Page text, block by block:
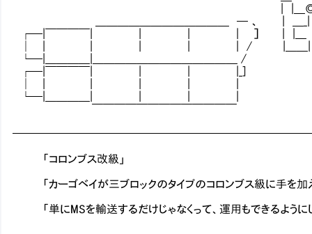
| |＿◎ | |
＿＿＿＿＿＿＿＿＿＿＿＿ ─ 、 | ＿_|
┌─|￣￣￣￣| | | | ］ | |＿ | |
│ | | | | | / |＿＿| |＿＿
└─|＿＿＿＿|＿＿＿＿＿＿＿＿＿＿＿＿＿ /
┌─|￣￣￣￣| | | |_]
└─|＿＿＿＿| | | |
￣￣￣￣￣￣￣￣￣￣￣￣￣
「コロンブス改級」
「カーゴベイが三ブロックのタイプのコロンブス級に手を加
「単にMSを輸送するだけじゃなくって、運用もできるように